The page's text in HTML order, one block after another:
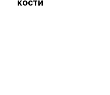
кости